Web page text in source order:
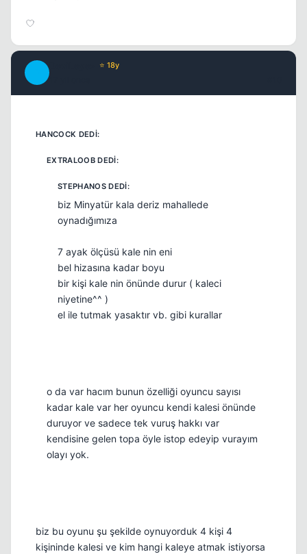
⭐ 18y
biz Minyatür kala deriz mahallede
oynadığımıza
7 ayak ölçüsü kale nin eni
bel hizasına kadar boyu
bir kişi kale nin önünde durur ( kaleci
niyetine^^ )
el ile tutmak yasaktır vb. gibi kurallar
o da var hacım bunun özelliği oyuncu sayısı
kadar kale var her oyuncu kendi kalesi önünde
duruyor ve sadece tek vuruş hakkı var
kendisine gelen topa öyle istop edeyip vurayım
olayı yok.
biz bu oyunu şu şekilde oynuyorduk 4 kişi 4
kişininde kalesi ve kim hangi kaleye atmak istiyorsa